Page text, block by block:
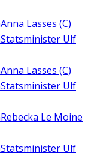
Anna Lasses (C)
Statsminister Ulf
Anna Lasses (C)
Statsminister Ulf
Rebecka Le Moine
Statsminister Ulf